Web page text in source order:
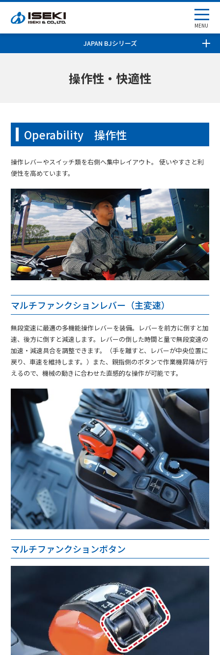
MENU
JAPAN BJシリーズ
操作性・快適性
Operability 操作性
操作レバーやスイッチ類を右側へ集中レイアウト。 使いやすさと利
便性を高めています。
マルチファンクションレバー（主変速）
無段変速に最適の多機能操作レバーを装備。レバーを前方に倒すと加
速、後方に倒すと減速します。レバーの倒した時間と量で無段変速の
加速・減速具合を調整できます。（手を離すと、レバーが中央位置に
戻り、車速を維持します。）また、親指側のボタンで作業機昇降が行
えるので、機械の動きに合わせた直感的な操作が可能です。
マルチファンクションボタン